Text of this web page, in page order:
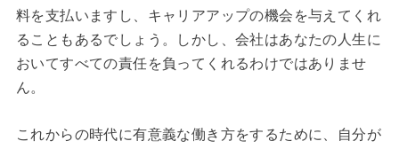
料を支払いますし、キャリアアップの機会を与えてくれ
ることもあるでしょう。しかし、会社はあなたの人生に
おいてすべての責任を負ってくれるわけではありませ
ん。
これからの時代に有意義な働き方をするために、自分が